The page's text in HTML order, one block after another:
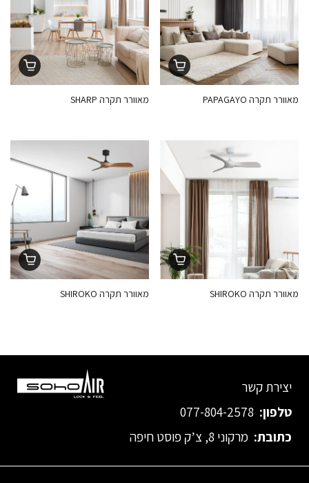
מאוורר תקרה PAPAGAYO מאוורר תקרה SHARP
מאוורר תקרה SHIROKO מאוורר תקרה SHIROKO
יצירת קשר
טלפון: 077-804-2578
כתובת: מרקוני 8, צ’ק פוסט חיפה